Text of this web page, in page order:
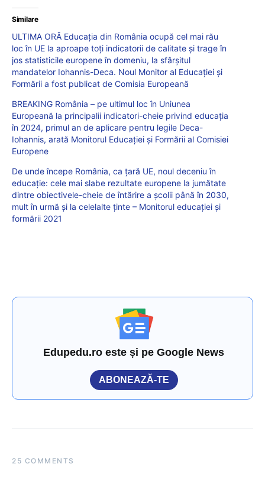
Similare
ULTIMA ORĂ Educația din România ocupă cel mai rău
loc în UE la aproape toți indicatorii de calitate și trage în
jos statisticile europene în domeniu, la sfârșitul
mandatelor Iohannis-Deca. Noul Monitor al Educației și
Formării a fost publicat de Comisia Europeană
BREAKING România – pe ultimul loc în Uniunea
Europeană la principalii indicatori-cheie privind educația
în 2024, primul an de aplicare pentru legile Deca-
Iohannis, arată Monitorul Educației și Formării al Comisiei
Europene
De unde începe România, ca țară UE, noul deceniu în
educație: cele mai slabe rezultate europene la jumătate
dintre obiectivele-cheie de întărire a școlii până în 2030,
mult în urmă și la celelalte ținte – Monitorul educației și
formării 2021
Edupedu.ro este și pe Google News
ABONEAZĂ-TE
25 COMMENTS